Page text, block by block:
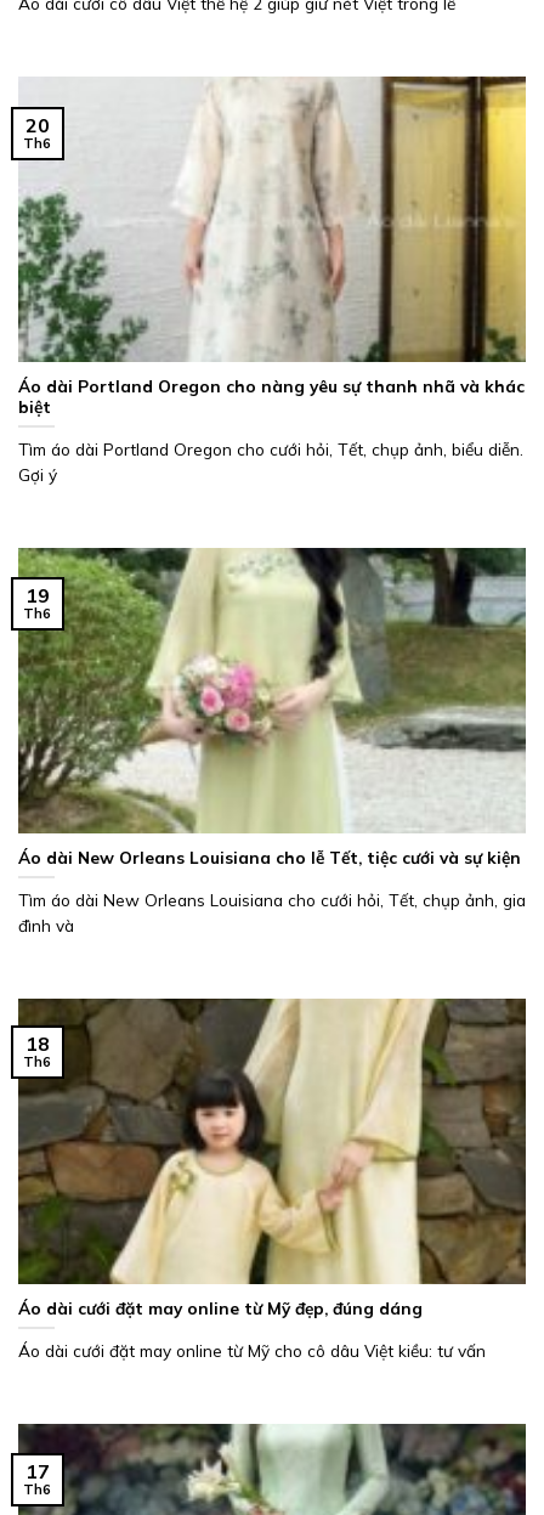
Áo dài Portland Oregon cho nàng yêu sự thanh nhã và khác
biệt
Tìm áo dài Portland Oregon cho cưới hỏi, Tết, chụp ảnh, biểu diễn.
Gợi ý
20
Th6
Áo dài New Orleans Louisiana cho lễ Tết, tiệc cưới và sự kiện
Tìm áo dài New Orleans Louisiana cho cưới hỏi, Tết, chụp ảnh, gia
đình và
19
Th6
Áo dài cưới đặt may online từ Mỹ đẹp, đúng dáng
Áo dài cưới đặt may online từ Mỹ cho cô dâu Việt kiều: tư vấn
18
Th6
17
Th6